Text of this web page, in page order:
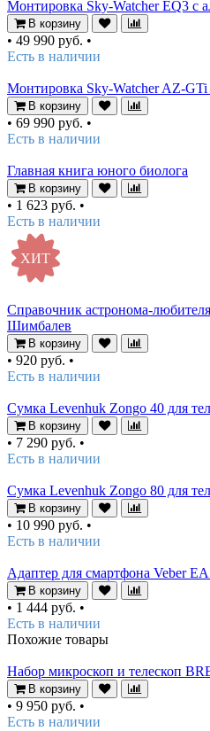
Монтировка Sky-Watcher EQ3 с
В корзину
• 49 990 руб. •
Есть в наличии
Монтировка Sky-Watcher AZ-GTi
В корзину
• 69 990 руб. •
Есть в наличии
Главная книга юного биолога
В корзину
• 1 623 руб. •
Есть в наличии
ХИТ
Справочник астронома-
Шимбалев
В корзину
• 920 руб. •
Есть в наличии
Сумка Levenhuk Zongo 40 для
В корзину
• 7 290 руб. •
Есть в наличии
Сумка Levenhuk Zongo 80 для
В корзину
• 10 990 руб. •
Есть в наличии
Адаптер для смартфона Veber
В корзину
• 1 444 руб. •
Есть в наличии
Похожие товары
Набор микроскоп и телескоп
В корзину
• 9 950 руб. •
Есть в наличии